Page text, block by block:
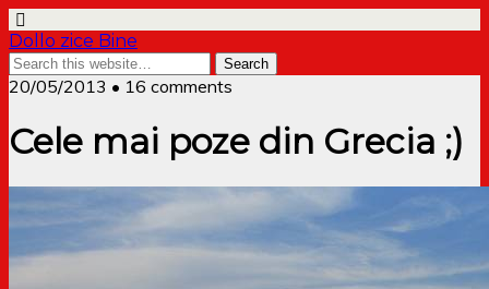
Dollo zice Bine
20/05/2013 • 16 comments
Cele mai poze din Grecia ;)